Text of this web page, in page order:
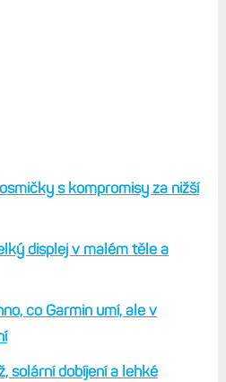
s kompromisy za nižší
displej v malém těle a
co Garmin umí, ale v
solární dobíjení a lehké